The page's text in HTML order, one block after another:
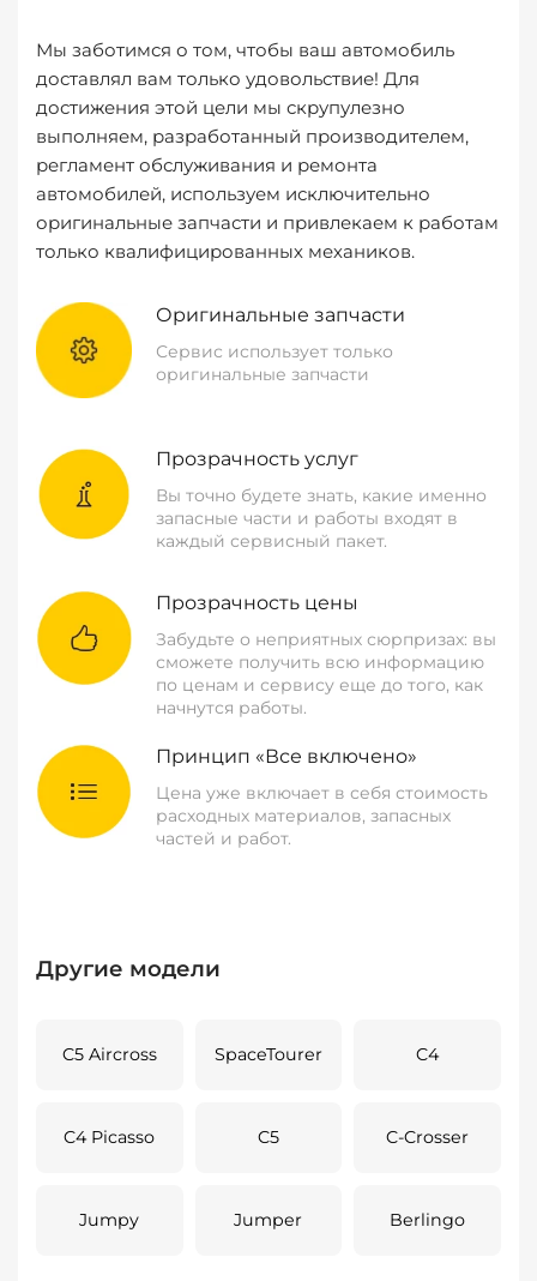
Мы заботимся о том, чтобы ваш автомобиль
доставлял вам только удовольствие! Для
достижения этой цели мы скрупулезно
выполняем, разработанный производителем,
регламент обслуживания и ремонта
автомобилей, используем исключительно
оригинальные запчасти и привлекаем к работам
только квалифицированных механиков.
Оригинальные запчасти
Сервис использует только
оригинальные запчасти
Прозрачность услуг
Вы точно будете знать, какие именно
запасные части и работы входят в
каждый сервисный пакет.
Прозрачность цены
Забудьте о неприятных сюрпризах: вы
сможете получить всю информацию
по ценам и сервису еще до того, как
начнутся работы.
Принцип «Все включено»
Цена уже включает в себя стоимость
расходных материалов, запасных
частей и работ.
Другие модели
C5 Aircross SpaceTourer C4
C4 Picasso C5 C-Crosser
Jumpy Jumper Berlingo